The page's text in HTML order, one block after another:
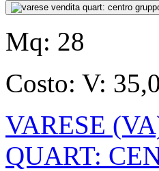
Mq: 28
Costo: V:
VARESE
QUART: